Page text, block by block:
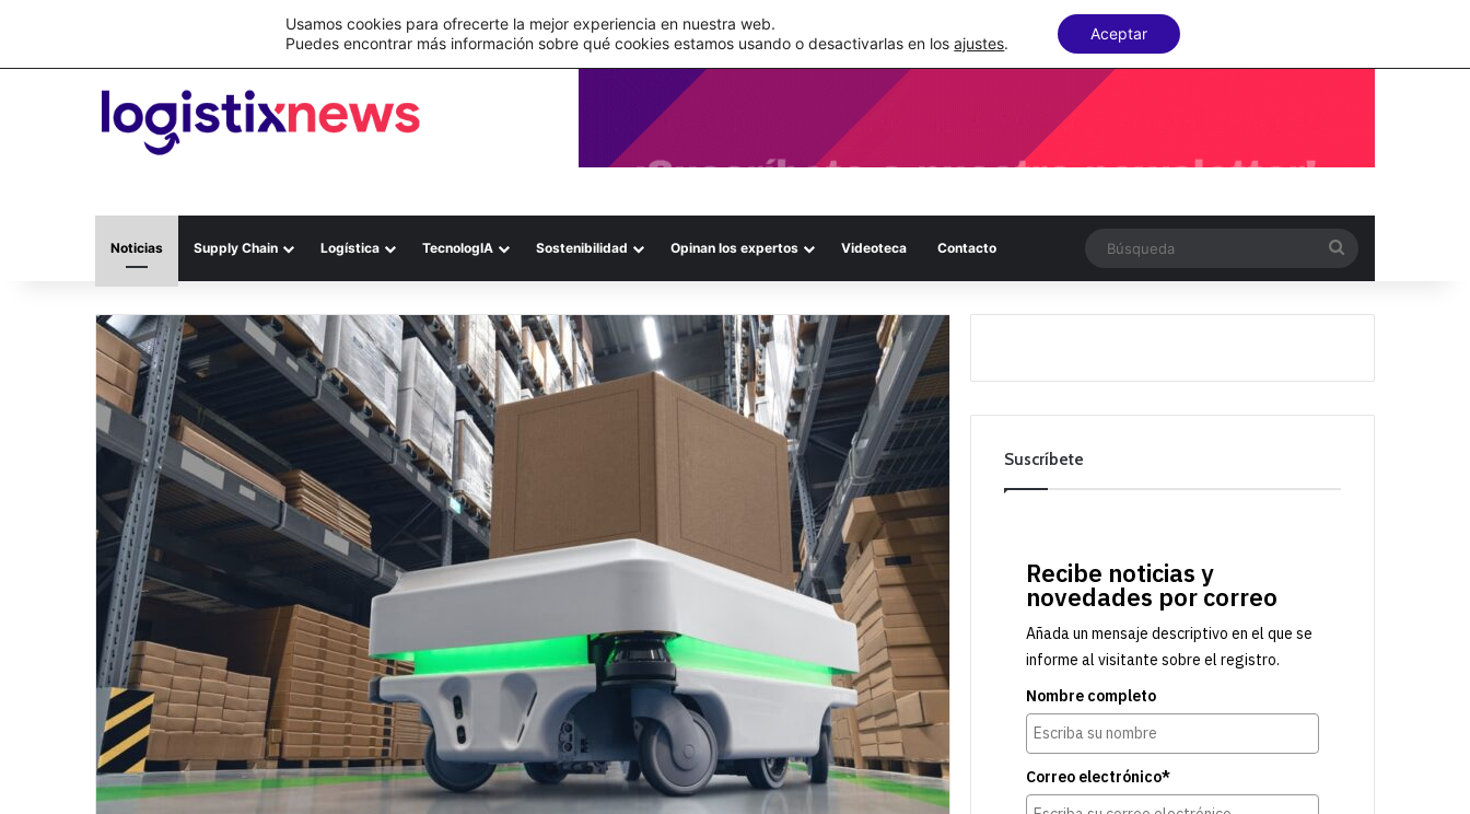
C&A México completa la implementación de su WMS en la nube
Noticias Supply Chain Logística TecnologIA Sostenibilidad Opinan los expertos Videoteca Contacto
Suscríbete
Recibe noticias y
novedades por correo
Añada un mensaje descriptivo en el que se
informe al visitante sobre el registro.
Nombre completo
Correo electrónico*
Usamos cookies para ofrecerte la mejor experiencia en nuestra web.
Puedes encontrar más información sobre qué cookies estamos usando o desactivarlas en losajustes.
Aceptar